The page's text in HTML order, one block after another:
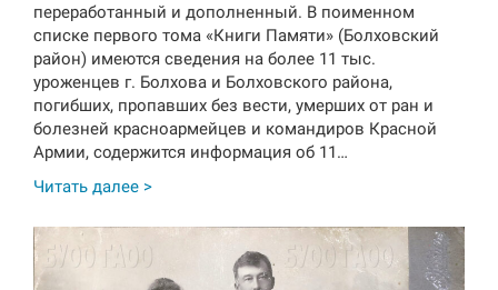
переработанный и дополненный. В поименном
списке первого тома «Книги Памяти» (Болховский
район) имеются сведения на более 11 тыс.
уроженцев г. Болхова и Болховского района,
погибших, пропавших без вести, умерших от ран и
болезней красноармейцев и командиров Красной
Армии, содержится информация об 11…
Читать далее >